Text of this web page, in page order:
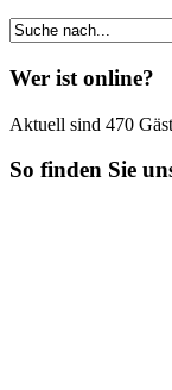
Wer ist online?
Aktuell sind 470
So finden Sie